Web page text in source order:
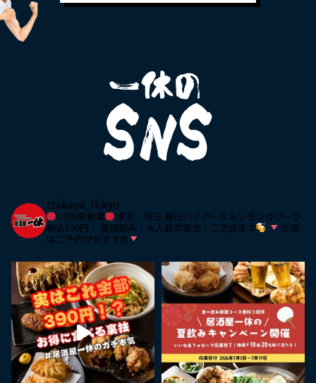
izakaya_ikkyu
1975年創業 東京、埼玉 毎日ハイボール＆レモンサワーが
税込190円！ 普段飲み｜大人数の宴会｜二次会まで
お席
はご予約がおすすめ